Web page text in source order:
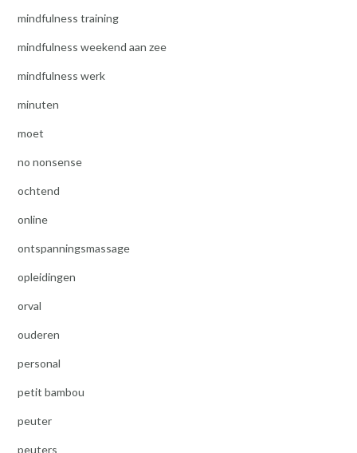
mindfulness training
mindfulness weekend aan zee
mindfulness werk
minuten
moet
no nonsense
ochtend
online
ontspanningsmassage
opleidingen
orval
ouderen
personal
petit bambou
peuter
peuters